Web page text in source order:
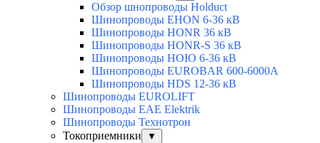
Обзор шнопроводы Holduct
Шинопроводы EHON 6-36 кВ
Шинопроводы HONR 36 кВ
Шинопроводы HONR-S 36 кВ
Шинопроводы HOIO 6-36 кВ
Шинопроводы EUROBAR 600-6000A
Шинопроводы HDS 12-36 кВ
Шинопроводы EUROLIFT
Шинопроводы EAE Elektrik
Шинопроводы Технотрон
Токоприемники
▼